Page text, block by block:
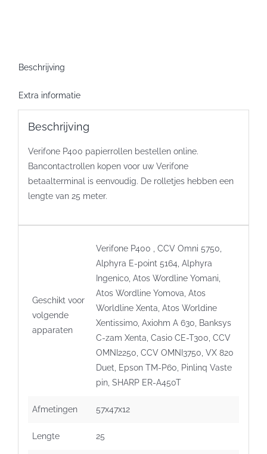
Beschrijving
Extra informatie
Beschrijving
Verifone P400 papierrollen bestellen online.
Bancontactrollen kopen voor uw Verifone
betaalterminal is eenvoudig. De rolletjes hebben een
lengte van 25 meter.
Geschikt voor
volgende
apparaten
Verifone P400 , CCV Omni 5750,
Alphyra E-point 5164, Alphyra
Ingenico, Atos Wordline Yomani,
Atos Wordline Yomova, Atos
Worldline Xenta, Atos Worldine
Xentissimo, Axiohm A 630, Banksys
C-zam Xenta, Casio CE-T300, CCV
OMNI2250, CCV OMNI3750, VX 820
Duet, Epson TM-P60, Pinlinq Vaste
pin, SHARP ER-A450T
Afmetingen 57x47x12
Lengte 25